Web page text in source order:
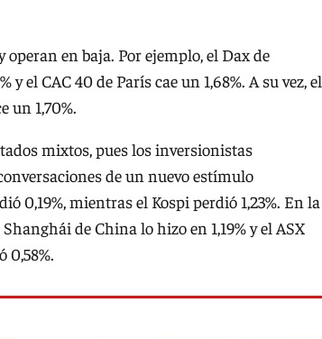
en baja. Por ejemplo, el Dax de
el CAC 40 de París cae un 1,68%. A su vez, el
un 1,70%.
mixtos, pues los inversionistas
de un nuevo estímulo
0,19%, mientras el Kospi perdió 1,23%. En la
de China lo hizo en 1,19% y el ASX
0,58%.